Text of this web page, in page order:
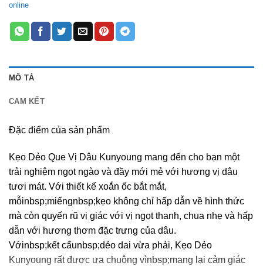
online
MÔ TẢ
CAM KẾT
Đặc điểm của sản phẩm
Kẹo Dẻo Que Vị Dâu Kunyoung mang đến cho bạn một
trải nghiệm ngọt ngào và đầy mới mẻ với hương vị dâu
tươi mát. Với thiết kế xoắn ốc bắt mắt,
mỗinbsp;miếngnbsp;kẹo không chỉ hấp dẫn về hình thức
mà còn quyến rũ vị giác với vị ngọt thanh, chua nhẹ và hấp
dẫn với hương thơm đặc trưng của dâu.
Vớinbsp;kết cấunbsp;dẻo dai vừa phải, Kẹo Dẻo
Kunyoung rất được ưa chuộng vìnbsp;mang lại cảm giác